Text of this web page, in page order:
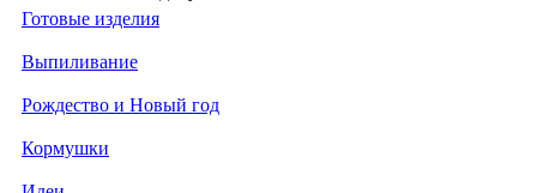
Готовые изделия
Выпиливание
Рождество и Новый год
Кормушки